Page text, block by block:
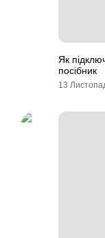
Як
посібник
13